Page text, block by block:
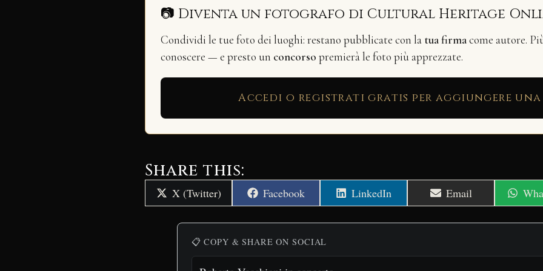
📷 Diventa un fotografo di Cultural Heritage
Condividi le tue foto dei luoghi: restano pubblicate con la tua firmacome autore.
conoscere — e presto un concorso premierà le foto più apprezzate.
Accedi o registrati gratis per aggiungere
Share this:
Share
on
X (Twitter) Share
on
Facebook Share
on
LinkedIn Share
on
Email
on
📋 COPY & SHARE ON SOCIAL